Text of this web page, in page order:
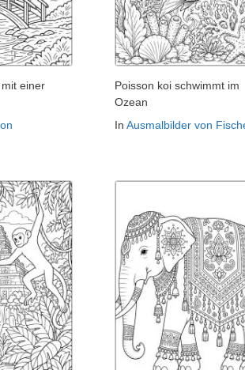
einer
Poisson koi schwimmt im
Ozean
InAusmalbilder von